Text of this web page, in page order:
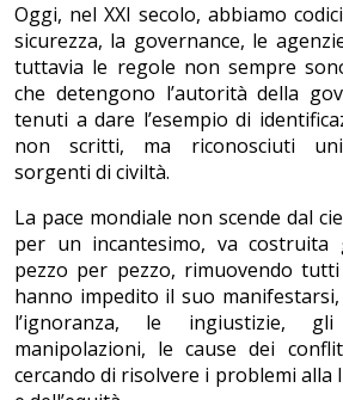
Oggi, nel XXI secolo, abbiamo
sicurezza, la governance, le
tuttavia le regole non sempre
che detengono l’autorità della
tenuti a dare l’esempio di
non scritti, ma riconosciuti
sorgenti di civiltà.
La pace mondiale non scende dal
per un incantesimo, va
pezzo per pezzo, rimuovendo
hanno impedito il suo
l’ignoranza, le ingiustizie,
manipolazioni, le cause dei
cercando di risolvere i problemi alla